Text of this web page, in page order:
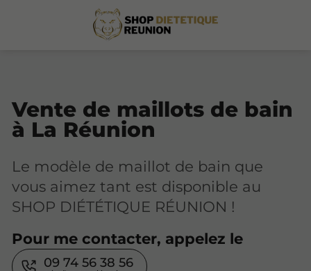
Vente de maillots de bain
à La Réunion
Le modèle de maillot de bain que
vous aimez tant est disponible au
SHOP DIÉTÉTIQUE RÉUNION !
Pour me contacter, appelez le
09 74 56 38 56